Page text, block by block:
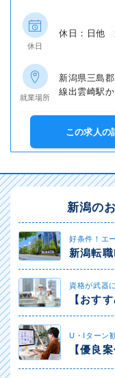
休日
休日：日他
就業場所
新潟県三島
線出雲崎駅
この求人の
新潟の
好条件！エ
新潟転
資格が武器
【おす
U・Iターン
【優良